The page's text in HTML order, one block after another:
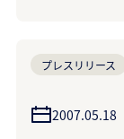
プレスリリース
2007.05.18